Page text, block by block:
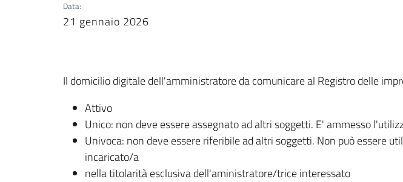
Data:
21 gennaio 2026
Il domicilio digitale dell'amministratore da comunicare al Registro delle
Attivo
Unico: non deve essere assegnato ad altri soggetti. E' ammesso
Univoca: non deve essere riferibile ad altri soggetti. Non può essere
incaricato/a
nella titolarità esclusiva dell'aministratore/trice interessato